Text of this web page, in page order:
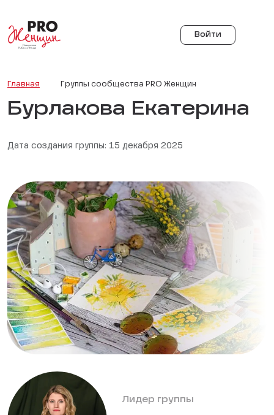
Войти
Главная Группы сообщества PRO Женщин
Бурлакова Екатерина
Дата создания группы: 15 декабря 2025
Лидер группы